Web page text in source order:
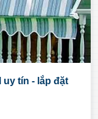
uy tín - lắp đặt